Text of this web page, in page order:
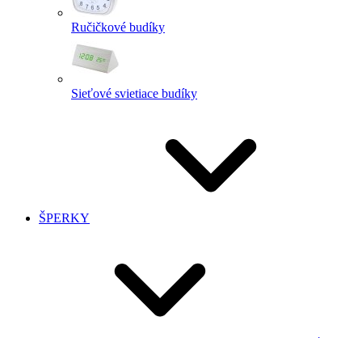
Ručičkové budíky
Sieťové svietiace budíky
ŠPERKY